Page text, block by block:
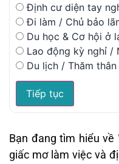
Định cư diện tay
Đi làm / Chủ bảo
Du học & Cơ hội ở
Lao động kỳ nghỉ /
Du lịch / Thăm
Tiếp tục
Bạn đang tìm hiểu về
giấc mơ làm việc và